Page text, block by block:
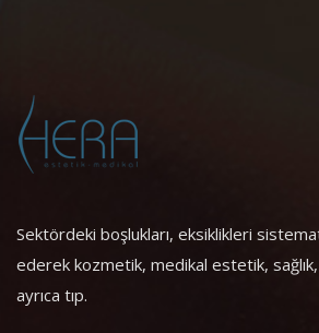
Sektördeki boşlukları, eksiklikleri
ederek kozmetik, medikal estetik,
ayrıca tıp.